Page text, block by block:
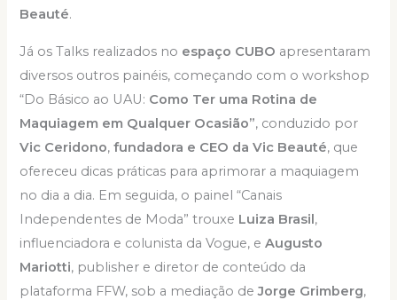
Beauté.
Já os Talks realizados no espaço CUBO apresentaram
diversos outros painéis, começando com o workshop
“Do Básico ao UAU: Como Ter uma Rotina de
Maquiagem em Qualquer Ocasião”, conduzido por
Vic Ceridono,fundadora e CEO da Vic Beauté, que
ofereceu dicas práticas para aprimorar a maquiagem
no dia a dia. Em seguida, o painel “Canais
Independentes de Moda” trouxe Luiza Brasil,
influenciadora e colunista da Vogue, eAugusto
Mariotti, publisher e diretor de conteúdo da
plataforma FFW, sob a mediação deJorge Grimberg,